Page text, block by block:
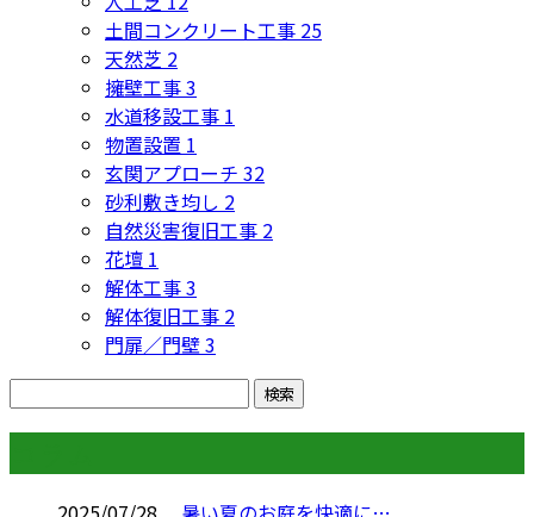
土間コンクリート工事 25
天然芝 2
擁壁工事3
水道移設工事 1
物置設置 1
玄関アプローチ 32
砂利敷き均し 2
自然災害復旧工事 2
花壇 1
解体工事3
解体復旧工事 2
門扉／門壁3